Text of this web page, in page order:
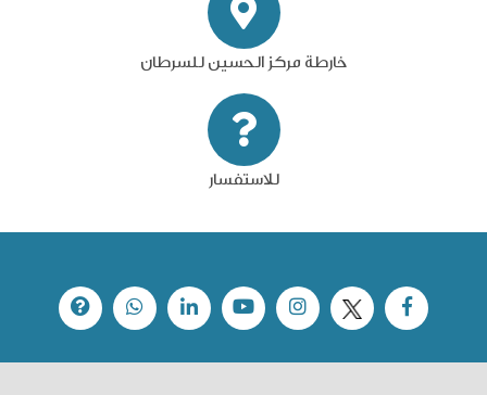
خارطة مركز الحسين للسرطان
للاستفسار